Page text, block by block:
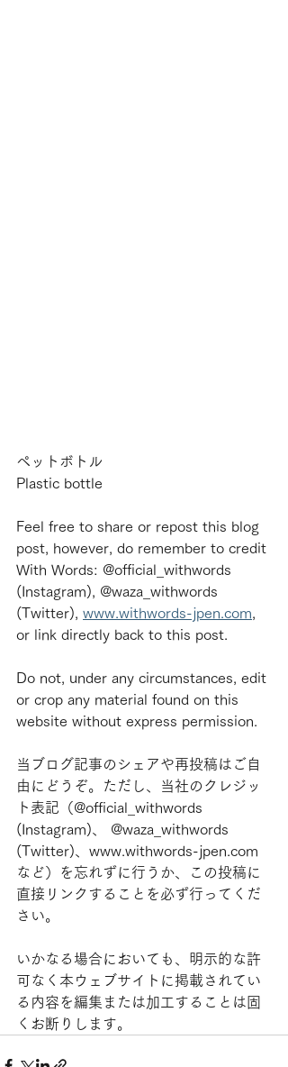
ペットボトル
Plastic bottle
Feel free to share or repost this blog
post, however, do remember to credit
With Words: @official_withwords
(Instagram), @waza_withwords
(Twitter), www.withwords-jpen.com
or link directly back to this post.
Do not, under any circumstances, edit
or crop any material found on this
website without express permission.
当ブログ記事のシェアや再投稿はご自
由にどうぞ。ただし、当社のクレジッ
ト表記（@official_withwords
(Instagram)、 @waza_withwords
(Twitter)、www.withwords-jpen.com
など）を忘れずに行うか、この投稿に
直接リンクすることを必ず行ってくだ
さい。
いかなる場合においても、明示的な許
可なく本ウェブサイトに掲載されてい
る内容を編集または加工することは固
くお断りします。